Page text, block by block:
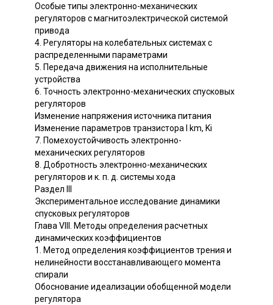
Особые типы электронно-механических
регуляторов с магнитоэлектрической системой
привода
4. Регуляторы на колебательных системах с
распределенными параметрами
5. Передача движения на исполнительные
устройства
6. Точность электронно-механических спусковых
регуляторов
Изменение напряжения источника питания
Изменение параметров транзистора I km, Ki
7. Помехоустойчивость электронно-
механических регуляторов
8. Добротность электронно-механических
регуляторов и к. п. д. системы хода
Раздел III
Экспериментальное исследование динамики
спусковых регуляторов
Глава VIII. Методы определения расчетных
динамических коэффициентов
1. Метод определения коэффициентов трения и
нелинейности восстанавливающего момента
спирали
Обоснование идеализации обобщенной модели
регулятора